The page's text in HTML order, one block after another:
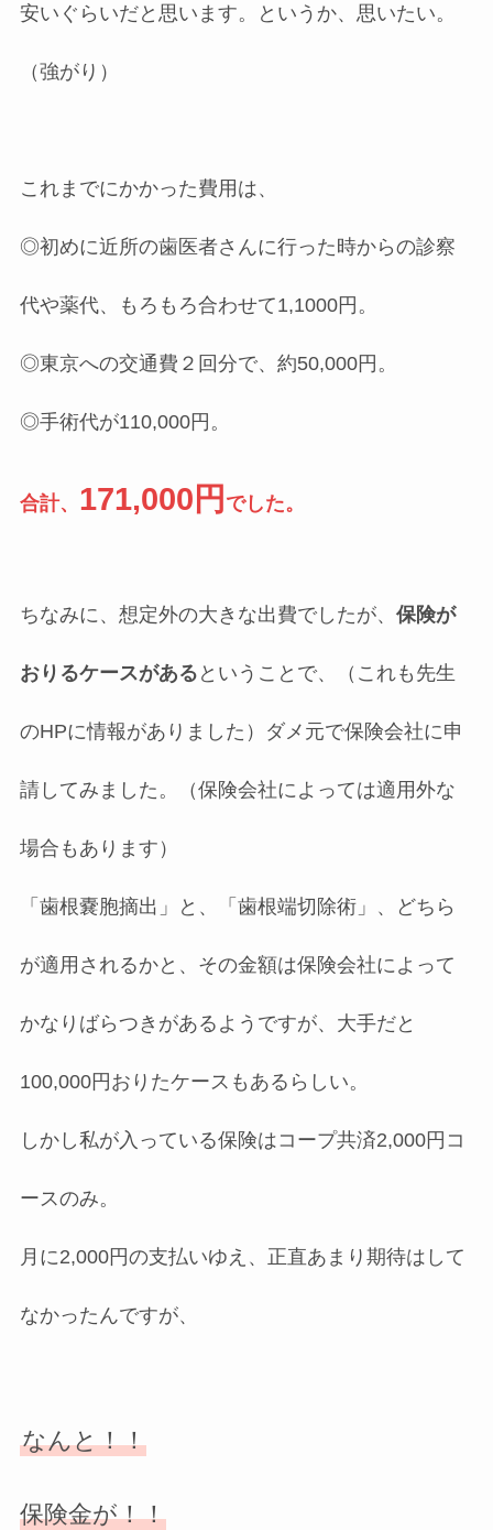
安いぐらいだと思います。というか、思いたい。
（強がり）
これまでにかかった費用は、
◎初めに近所の歯医者さんに行った時からの診察
代や薬代、もろもろ合わせて1,1000円。
◎東京への交通費２回分で、約50,000円。
◎手術代が110,000円。
合計、 171,000円 でした。
ちなみに、想定外の大きな出費でしたが、 保険が
おりるケースがある ということで、（これも先生
のHPに情報がありました）ダメ元で保険会社に申
請してみました。（保険会社によっては適用外な
場合もあります）
「歯根嚢胞摘出」と、「歯根端切除術」、どちら
が適用されるかと、その金額は保険会社によって
かなりばらつきがあるようですが、大手だと
100,000円おりたケースもあるらしい。
しかし私が入っている保険はコープ共済2,000円コ
ースのみ。
月に2,000円の支払いゆえ、正直あまり期待はして
なかったんですが、
なんと！！
保険金が！！